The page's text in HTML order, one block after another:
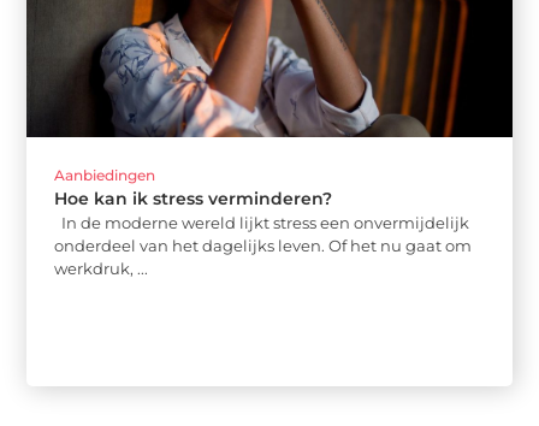
Aanbiedingen
Hoe kan ik stress verminderen?
In de moderne wereld lijkt stress een onvermijdelijk
onderdeel van het dagelijks leven. Of het nu gaat om
werkdruk, ...